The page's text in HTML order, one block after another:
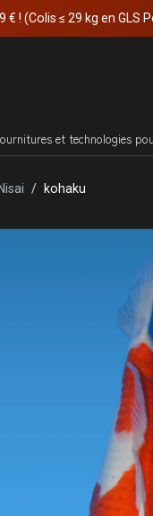
€ ! (Colis ≤ 29 kg en
et technologies
Nisai kohaku